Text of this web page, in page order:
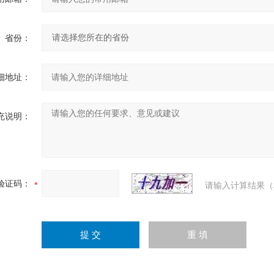
省份：
地址：
说明：
证码： 请输入计算结果